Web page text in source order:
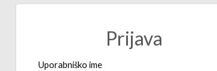
Prijava
Uporabniško ime